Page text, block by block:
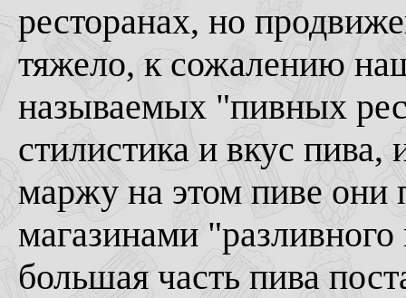
ресторанах, но
тяжело, к сожалению
называемых "пивных
стилистика и вкус
маржу на этом пиве они
магазинами "разливного
большая часть пива